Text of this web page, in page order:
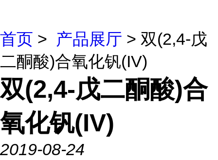
首页 > 产品展厅 > 双(2,4-戊
二酮酸)合氧化钒(IV)
双(2,4-戊二酮酸)合
氧化钒(IV)
2019-08-24